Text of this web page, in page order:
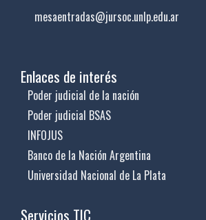
mesaentradas@jursoc.unlp.edu.ar
Enlaces de interés
Poder judicial de la nación
Poder judicial BSAS
INFOJUS
Banco de la Nación Argentina
Universidad Nacional de La Plata
Servicios TIC